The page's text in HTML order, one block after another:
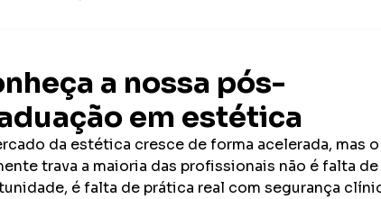
E sem execução, não existe consistência.
na hora de agir.
confiança não vem do quanto você estudou, mas do